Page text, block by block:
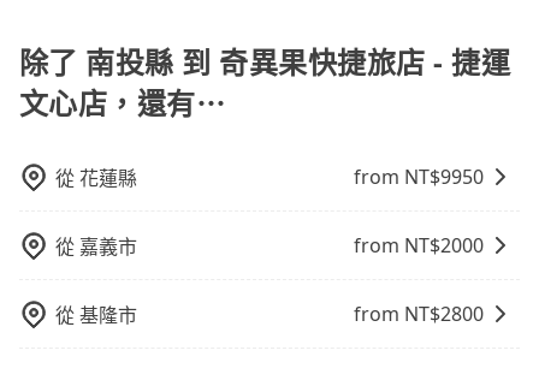
低，如此便反應在服務品質的控管會更佳。但tripool網
站上的價格是動態的，一般來說越早預訂價格越優，且
保證前一天中午以前均可全額取消退費，如已經決定好
訂以把握最划算的價格。
站，相對便宜經濟。 計程車：乘坐計程車到達或離開火
車站，方便快捷但昂貴。 捷運/輕軌：通過捷運或輕軌到
達或離開火車站，快捷便利。 包車：預定包車到達或離
除了 南投縣 到 奇異果快捷旅店 - 捷運
文心店，還有⋯
從花蓮縣 from NT$9950
從 嘉義市 from NT$2000
從基隆市 from NT$2800